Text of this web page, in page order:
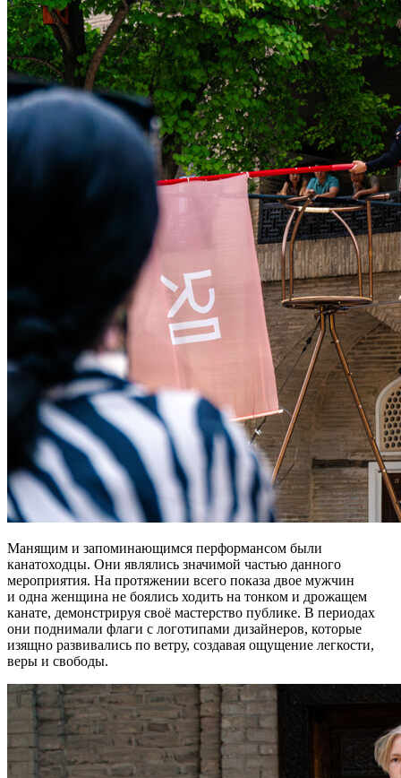
Манящим и запоминающимся перформансом были
канатоходцы. Они являлись значимой частью данного
мероприятия. На протяжении всего показа двое мужчин
и одна женщина не боялись ходить на тонком и дрожащем
канате, демонстрируя своё мастерство публике. В периодах
они поднимали флаги с логотипами дизайнеров, которые
изящно развивались по ветру, создавая ощущение легкости,
веры и свободы.